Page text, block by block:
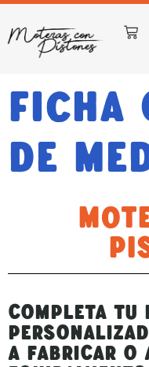
FICHA
DE
Completa
a fabricar o